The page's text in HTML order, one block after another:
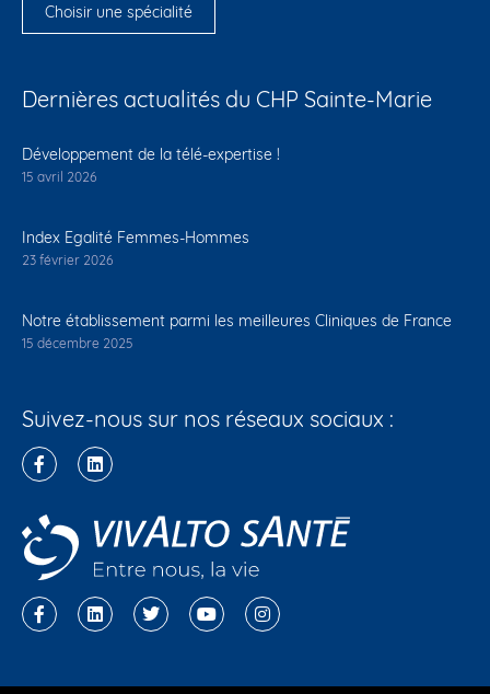
Choisir une spécialité
Dernières actualités du CHP Sainte-Marie
Développement de la télé-expertise !
15 avril 2026
Index Egalité Femmes-Hommes
23 février 2026
Notre établissement parmi les meilleures Cliniques de France
15 décembre 2025
Suivez-nous sur nos réseaux sociaux :